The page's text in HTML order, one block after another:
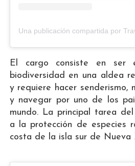
El cargo consiste en ser
biodiversidad en una aldea
y requiere hacer senderismo,
y navegar por uno de los
mundo. La principal tarea
a la protección de especies
costa de la isla sur de Nueva